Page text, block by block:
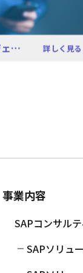
ェ… 詳しく見る
事業内容
SAPコンサル
SAPソリュ